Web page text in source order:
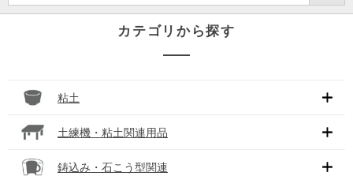
カテゴリから探す
粘土
土練機・粘土関連用品
鋳込み・石こう型関連